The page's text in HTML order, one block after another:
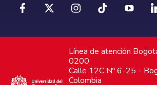
Línea de atención
0200
Calle 12C Nº 6-25 -
Colombia